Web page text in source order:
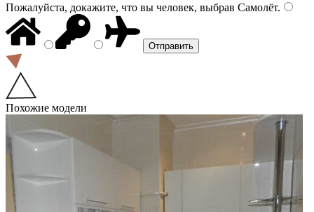
Пожалуйста, докажите, что вы человек, выбрав Самолёт.
Похожие модели